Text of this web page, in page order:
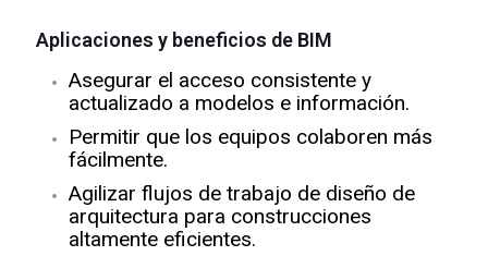
Aplicaciones y beneficios de BIM
Asegurar el acceso consistente y
actualizado a modelos e información.
Permitir que los equipos colaboren más
fácilmente.
Agilizar flujos de trabajo de diseño de
arquitectura para construcciones
altamente eficientes.